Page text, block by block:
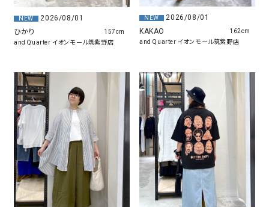
NEW
2026/08/01
ひかり
and Quarter イオンモール筑紫野店
157cm
NEW
2026/08/01
KAKAO
and Quarter イオンモール筑紫野店
162cm